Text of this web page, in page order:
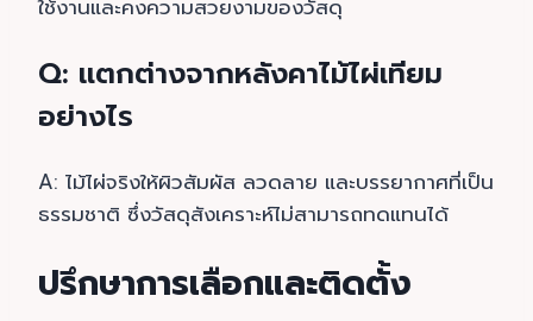
ใช้งานและคงความสวยงามของวัสดุ
Q: แตกต่างจากหลังคาไม้ไผ่เทียม
อย่างไร
A: ไม้ไผ่จริงให้ผิวสัมผัส ลวดลาย และบรรยากาศที่เป็น
ธรรมชาติ ซึ่งวัสดุสังเคราะห์ไม่สามารถทดแทนได้
ปรึกษาการเลือกและติดตั้ง